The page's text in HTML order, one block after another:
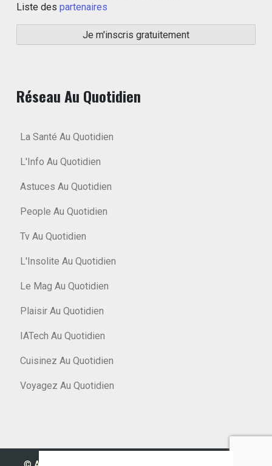
Liste des partenaires
Réseau Au Quotidien
La Santé Au Quotidien
L'Info Au Quotidien
Astuces Au Quotidien
People Au Quotidien
Tv Au Quotidien
L'Insolite Au Quotidien
Le Mag Au Quotidien
Plaisir Au Quotidien
IATech Au Quotidien
Cuisinez Au Quotidien
Voyagez Au Quotidien